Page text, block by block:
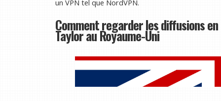
un VPN tel que NordVPN.
Comment regarder les diffusions
Taylor au Royaume-Uni